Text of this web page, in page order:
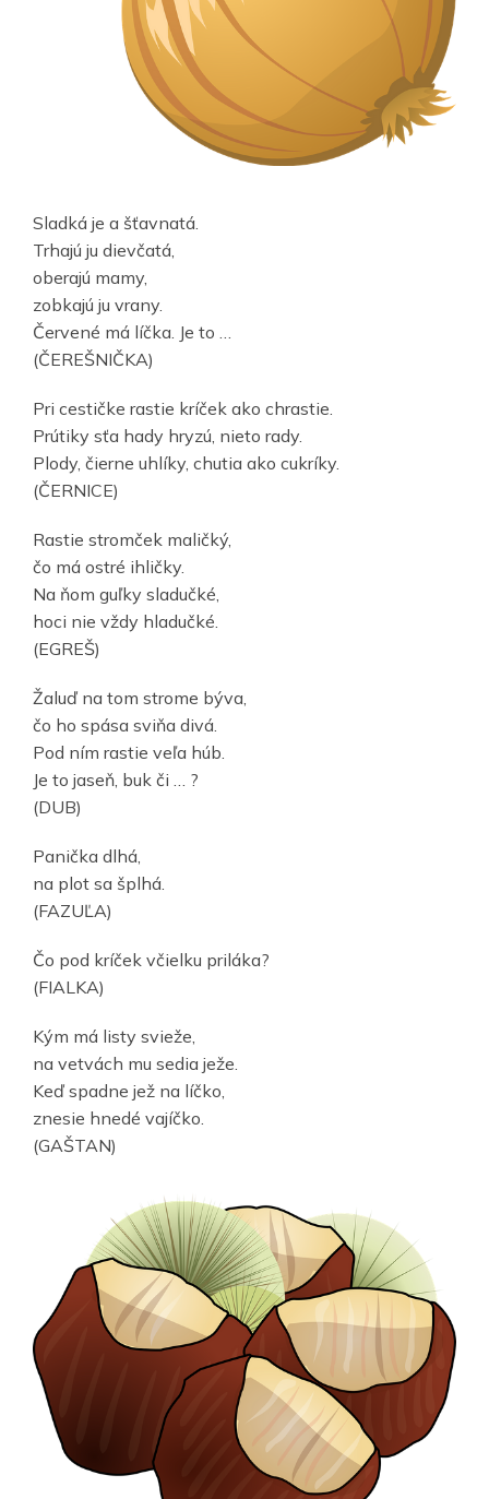
Sladká je a šťavnatá.
Trhajú ju dievčatá,
oberajú mamy,
zobkajú ju vrany.
Červené má líčka. Je to …
(ČEREŠNIČKA)
Pri cestičke rastie kríček ako chrastie.
Prútiky sťa hady hryzú, nieto rady.
Plody, čierne uhlíky, chutia ako cukríky.
(ČERNICE)
Rastie stromček maličký,
čo má ostré ihličky.
Na ňom guľky sladučké,
hoci nie vždy hladučké.
(EGREŠ)
Žaluď na tom strome býva,
čo ho spása sviňa divá.
Pod ním rastie veľa húb.
Je to jaseň, buk či … ?
(DUB)
Panička dlhá,
na plot sa šplhá.
(FAZUĽA)
Čo pod kríček včielku priláka?
(FIALKA)
Kým má listy svieže,
na vetvách mu sedia ježe.
Keď spadne jež na líčko,
znesie hnedé vajíčko.
(GAŠTAN)